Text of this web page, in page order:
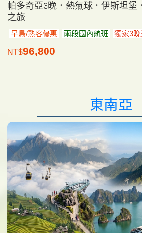
帕多奇亞3晚．熱氣球．伊斯坦堡
之旅
早鳥/熟客優惠 兩段國內航班 獨家3
NT$96,800
東南亞